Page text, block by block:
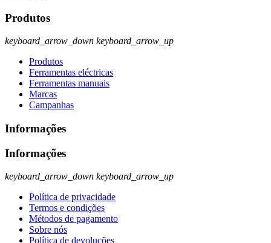
Produtos
keyboard_arrow_down keyboard_arrow_up
Produtos
Ferramentas eléctricas
Ferramentas manuais
Marcas
Campanhas
Informações
Informações
keyboard_arrow_down keyboard_arrow_up
Política de privacidade
Termos e condições
Métodos de pagamento
Sobre nós
Política de devoluções